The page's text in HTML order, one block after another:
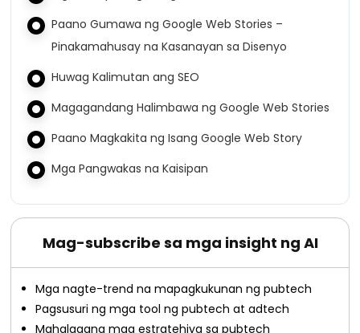
Paano Gumawa ng Google Web Stories –
Pinakamahusay na Kasanayan sa Disenyo
Huwag Kalimutan ang SEO
Magagandang Halimbawa ng Google Web Stories
Paano Magkakita ng Isang Google Web Story
Mga Pangwakas na Kaisipan
Mag-subscribe sa mga insight ng AI
Mga nagte-trend na mapagkukunan ng pubtech
Pagsusuri ng mga tool ng pubtech at adtech
Mahalagang mga estratehiya sa pubtech